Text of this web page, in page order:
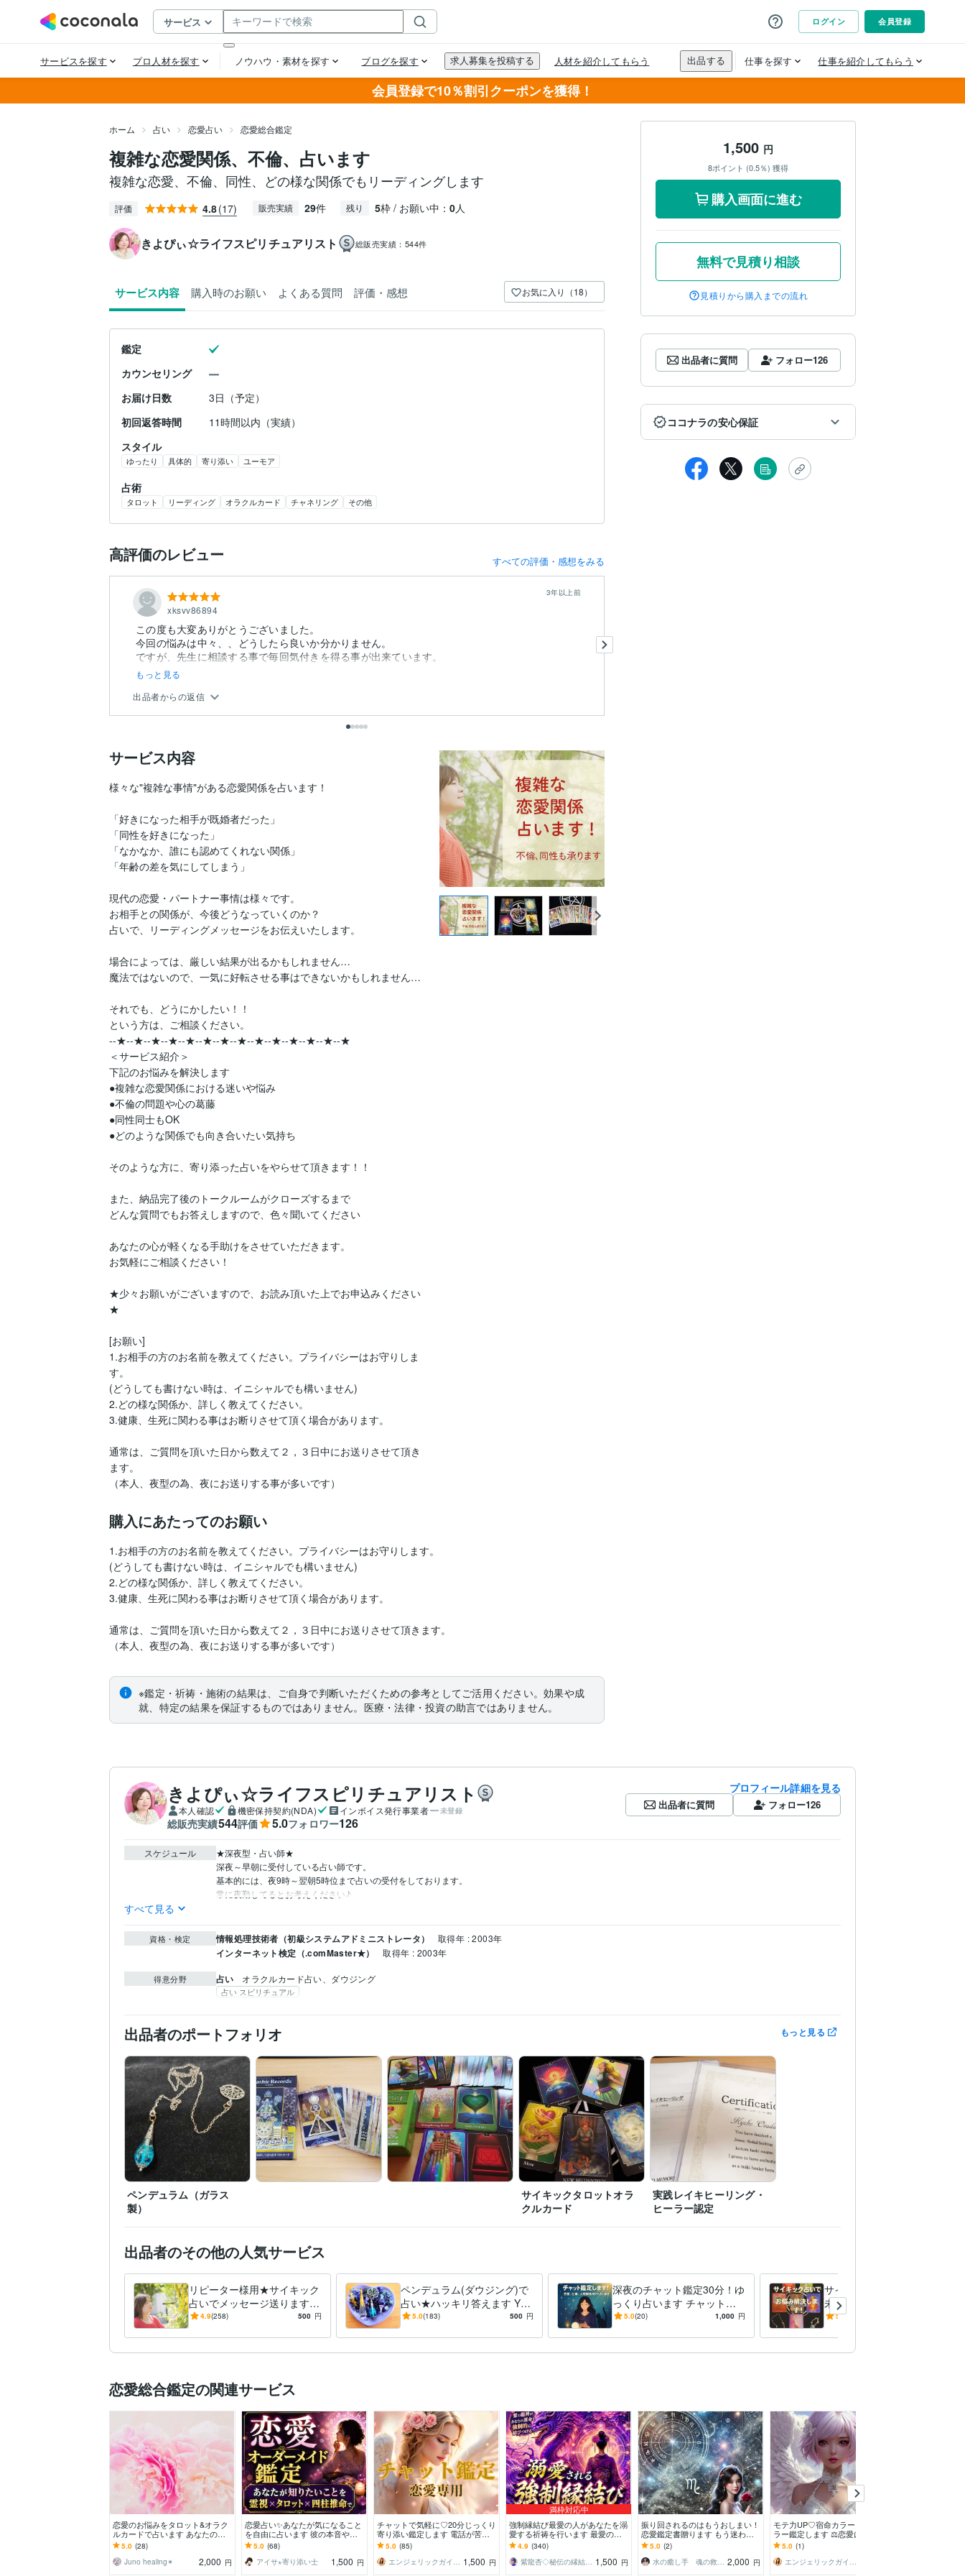
会員登録で10％割引クーポンを獲得！
ホーム 占い 恋愛占い 恋愛総合鑑定
複雑な恋愛関係、不倫、占います
複雑な恋愛、不倫、同性、どの様な関係でもリーディングします
評価 4.8(17) 販売実績 29件 残り 5枠 / お願い中： 0人
きよぴぃ☆ライフスピリチュアリスト 総販売実績： 544件
サービス内容 購入時のお願い よくある質問 評価・感想 お気に入り（18）
鑑定
カウンセリング
お届け日数
3日（予定）
初回返答時間
11時間以内（実績）
スタイル
ゆったり 具体的 寄り添い ユーモア
占術
タロット リーディング オラクルカード チャネリング その他
高評価のレビュー すべての評価・感想をみる
xksvv86894
3年以上前
この度も大変ありがとうございました。
今回の悩みは中々、、どうしたら良いか分かりません。
ですが、先生に相談する事で毎回気付きを得る事が出来ています。
もっと見る
出品者からの返信
サービス内容
様々な"複雑な事情"がある恋愛関係を占います！
「好きになった相手が既婚者だった」
「同性を好きになった」
「なかなか、誰にも認めてくれない関係」
「年齢の差を気にしてしまう」
現代の恋愛・パートナー事情は様々です。
お相手との関係が、今後どうなっていくのか？
占いで、リーディングメッセージをお伝えいたします。
場合によっては、厳しい結果が出るかもしれません…
魔法ではないので、一気に好転させる事はできないかもしれません…
それでも、どうにかしたい！！
という方は、ご相談ください。
--★--★--★--★--★--★--★--★--★--★--★--★--★--★
＜サービス紹介＞
下記のお悩みを解決します
●複雑な恋愛関係における迷いや悩み
●不倫の問題や心の葛藤
●同性同士もOK
●どのような関係でも向き合いたい気持ち
そのような方に、寄り添った占いをやらせて頂きます！！
また、納品完了後のトークルームがクローズするまで
どんな質問でもお答えしますので、色々聞いてください
あなたの心が軽くなる手助けをさせていただきます。
お気軽にご相談ください！
★少々お願いがございますので、お読み頂いた上でお申込みください
★
[お願い]
1.お相手の方のお名前を教えてください。プライバシーはお守りしま
す。
(どうしても書けない時は、イニシャルでも構いません)
2.どの様な関係か、詳しく教えてください。
3.健康、生死に関わる事はお断りさせて頂く場合があります。
通常は、ご質問を頂いた日から数えて２，３日中にお送りさせて頂き
ます。
（本人、夜型の為、夜にお送りする事が多いです）
購入にあたってのお願い
1.お相手の方のお名前を教えてください。プライバシーはお守りします。
(どうしても書けない時は、イニシャルでも構いません)
2.どの様な関係か、詳しく教えてください。
3.健康、生死に関わる事はお断りさせて頂く場合があります。
通常は、ご質問を頂いた日から数えて２，３日中にお送りさせて頂きます。
（本人、夜型の為、夜にお送りする事が多いです）
※鑑定・祈祷・施術の結果は、ご自身で判断いただくための参考としてご活用ください。効果や成
就、特定の結果を保証するものではありません。医療・法律・投資の助言ではありません。
1,500 円
8ポイント (0.5％) 獲得
購入画面に進む
無料で見積り相談
見積りから購入までの流れ
出品者に質問 フォロー126
ココナラの安心保証
きよぴぃ☆ライフスピリチュアリスト
本人確認 機密保持契約(NDA) インボイス発行事業者 未登録
総販売実績544評価 5.0フォロワー126
プロフィール詳細を見る
出品者に質問 フォロー126
スケジュール
★深夜型・占い師★
深夜～早朝に受付している占い師です。
基本的には、夜9時～翌朝5時位まで占いの受付をしております。
常に夜勤してるとお考えください♪
すべて見る
資格・検定 情報処理技術者（初級システムアドミニストレータ） 取得年 : 2003年
インターネット検定（.comMaster★） 取得年 : 2003年
得意分野 占い オラクルカード占い、ダウジング
占い スピリチュアル
出品者のポートフォリオ もっと見る
ペンデュラム（ガラス
製）
サイキックタロットオラ
クルカード
実践レイキヒーリング・
ヒーラー認定
出品者のその他の人気サービス
リピーター様用★サイキック
占いでメッセージ送ります
サイキック占いで、必要なリ
4.9(258) 500 円
ペンデュラム(ダウジング)で
占い★ハッキリ答えます YES
か？NOか？ペンデュラムに
5.0(183) 500 円
深夜のチャット鑑定30分！ゆ
っくり占います チャット鑑
定やらせて頂きます！
5.0(20) 1,000 円
サイキック占いで、あなたの
未来を視ます 必要なメッセ
ージを、リーディングでお伝
5.0
恋愛総合鑑定の関連サービス
恋愛のお悩みをタロット&オラク
ルカードで占います あなたの心
に寄り添い、恋愛のモヤモヤをク
リアにします☾·̩͙
5.0 (28)
Juno healing✴︎
2,000 円
恋愛占い✨️あなたが気になること
を自由に占います 彼の本音や二
人の未来等◆片思いも復縁も不倫
も◆霊視×タロット
5.0 (68)
アイサ⋆寄り添い士
1,500 円
チャットで気軽に♡20分じっくり
寄り添い鑑定します 電話が苦手
な方も安心♡リアルタイムでお悩
みリーディング
5.0 (85)
エンジェリックガイド⭐️巡莉～めぐり 1,500 円
満枠対応中
強制縁結び最愛の人があなたを溺
愛する祈祷を行います 最愛の人
に追われたい方のみ。片想い•相
手の気持ちを知りたい方
4.9 (340)
紫龍杏◇秘伝の縁結び祈祷師 1,500 円
振り回されるのはもうおしまい！
恋愛鑑定書贈ります もう迷わな
い！人生を彩る恋愛でもっと輝く
自分になる！
5.0 (2)
水の癒し手 魂の救済 Aqua Ray 2,000 円
モテ力UP♡宿命カラーと運命カ
ラー鑑定します ⚖️恋愛に悩むあ
なたに、天使が贈る開運カラー⚖️
5.0 (1)
エンジェリックガイド⭐️巡莉～めぐり